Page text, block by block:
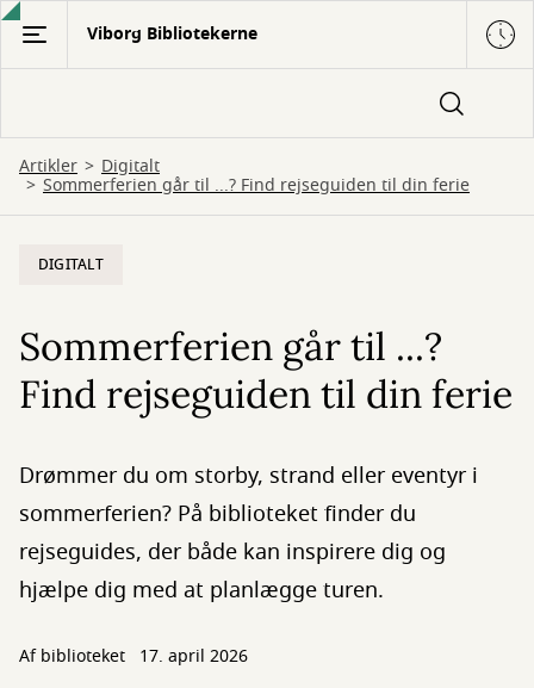
Gå
hovedindhold
Viborg Bibliotekerne
Artikler Digitalt
Sommerferien går til ...? Find rejseguiden til din ferie
DIGITALT
Sommerferien går til ...?
Find rejseguiden til din ferie
Drømmer du om storby, strand eller eventyr i
sommerferien? På biblioteket finder du
rejseguides, der både kan inspirere dig og
hjælpe dig med at planlægge turen.
Af biblioteket 17. april 2026